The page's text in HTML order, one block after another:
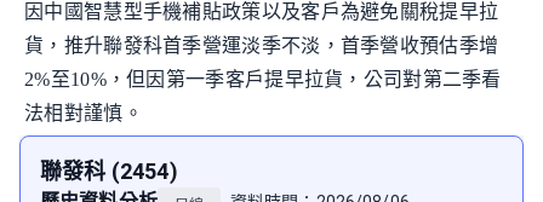
因中國智慧型手機補貼政策以及客戶為避免關稅提早拉
貨，推升聯發科首季營運淡季不淡，首季營收預估季增
2%至10%，但因第一季客戶提早拉貨，公司對第二季看
法相對謹慎。